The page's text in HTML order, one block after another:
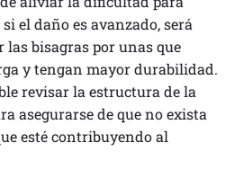
el daño es avanzado, será
las bisagras por unas que
y tengan mayor durabilidad.
revisar la estructura de la
asegurarse de que no exista
esté contribuyendo al